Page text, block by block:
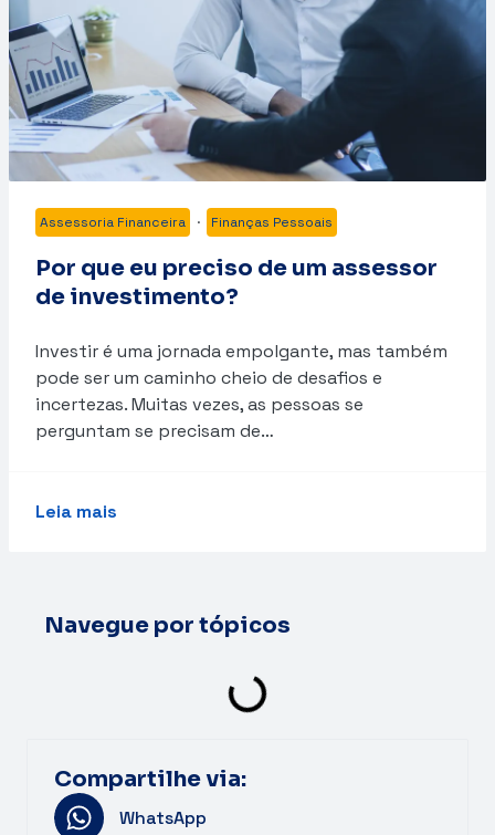
Assessoria Financeira · Finanças Pessoais
Por que eu preciso de um assessor
de investimento?
Investir é uma jornada empolgante, mas também
pode ser um caminho cheio de desafios e
incertezas. Muitas vezes, as pessoas se
perguntam se precisam de…
Leia mais
Navegue por tópicos
Compartilhe via:
WhatsApp